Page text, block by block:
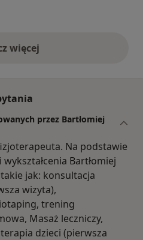
więcej
opinie powyżej
przez Bartłomiej
Na podstawie
Bartłomiej
jak: konsultacja
wizyta),
trening
Masaż leczniczy,
dzieci (pierwsza